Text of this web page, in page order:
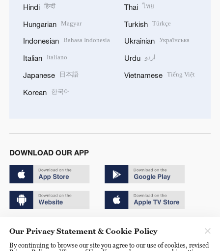
Hindi हिन्दी
Hungarian Magyar
Indonesian Bahasa Indonesia
Italian Italiano
Japanese 日本語
Korean 한국어
Thai ไทย
Turkish Türkçe
Ukrainian Українська
Urdu اردو
Vietnamese Tiếng Việt
DOWNLOAD OUR APP
京ICP备20000184号
Our Privacy Statement & Cookie Policy
By continuing to browse our site you agree to our use of cookies, revised